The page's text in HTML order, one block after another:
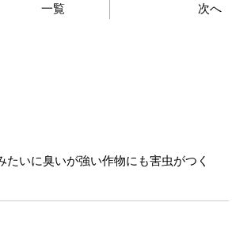
一覧 次へ
たいに臭いが強い作物にも害虫がつく